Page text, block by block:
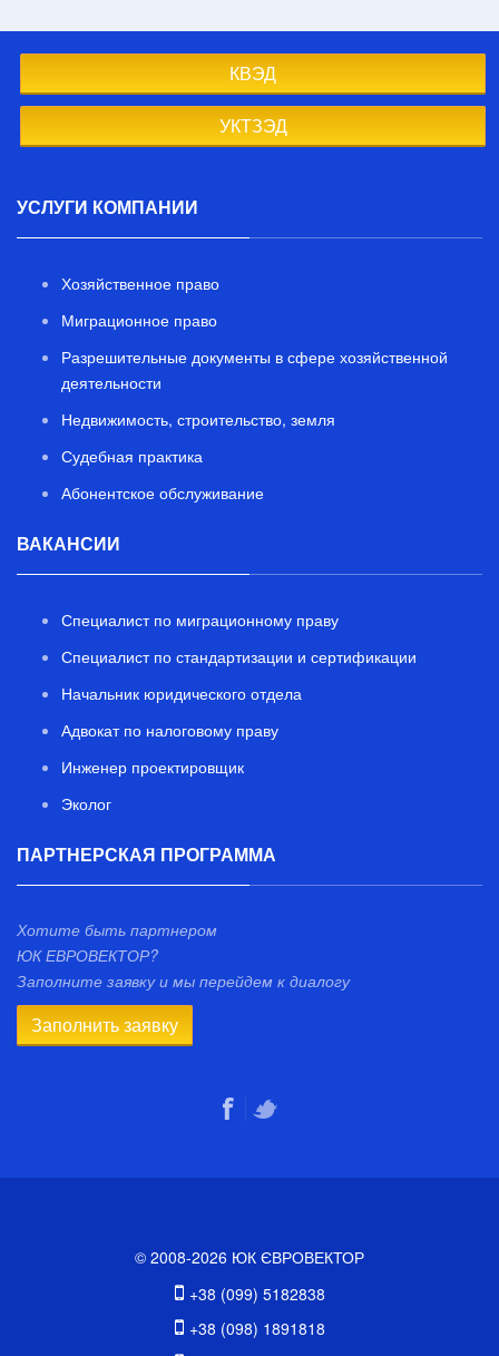
КВЭД
УКТЗЭД
УСЛУГИ КОМПАНИИ
Хозяйственное право
Миграционное право
Разрешительные документы в сфере хозяйственной
деятельности
Недвижимость, строительство, земля
Судебная практика
Абонентское обслуживание
ВАКАНСИИ
Специалист по миграционному праву
Специалист по стандартизации и сертификации
Начальник юридического отдела
Адвокат по налоговому праву
Инженер проектировщик
Эколог
ПАРТНЕРСКАЯ ПРОГРАММА
Хотите быть партнером
ЮК ЕВРОВЕКТОР?
Заполните заявку и мы перейдем к диалогу
Заполнить заявку
© 2008-2026 ЮК ЄВРОВЕКТОР
+38 (099) 5182838
+38 (098) 1891818